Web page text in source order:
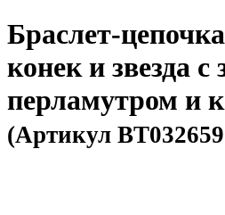
Браслет-
конек и звезда
перламутром и
(Артикул